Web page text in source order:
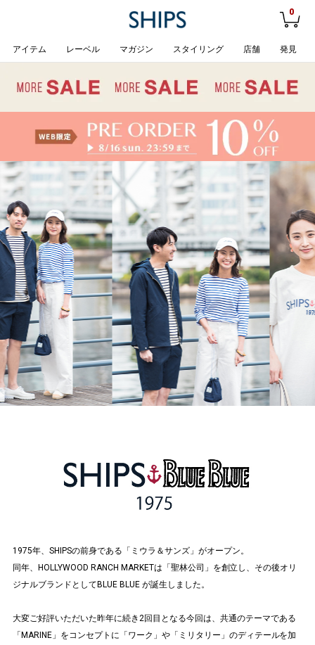
0
アイテム レーベル マガジン スタイリング 店舗 発見
1975年、SHIPSの前身である「ミウラ＆サンズ」がオープン。
同年、HOLLYWOOD RANCH MARKETは「聖林公司」を創立し、その後オリ
ジナルブランドとしてBLUE BLUE が誕生しました。
大変ご好評いただいた昨年に続き2回目となる今回は、共通のテーマである
「MARINE」をコンセプトに「ワーク」や「ミリタリー」のディテールを加